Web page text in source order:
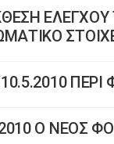
Ο ΝΕΟΣ